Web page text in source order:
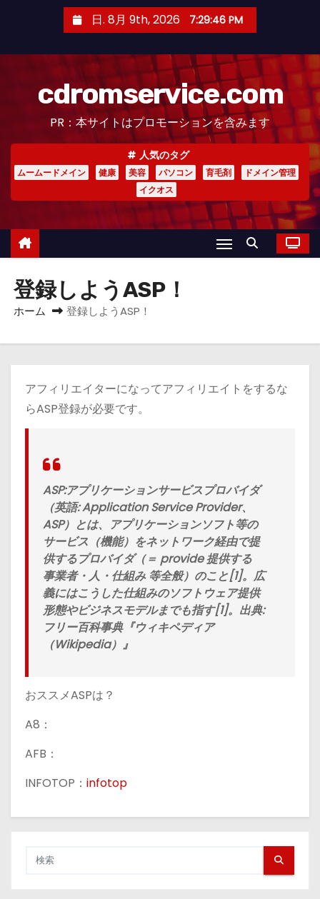
日. 8月 9th, 2026 7:29:47 PM
cdromservice.com
PR：本サイトはプロモーションを含みます
人気のタグ
ムームードメイン 健康 美容 パソコン 育毛剤
ドメイン管理
イクオス
登録しようASP！
ホーム 登録しようASP！
アフィリエイターになってアフィリエイトをするな
らASP登録が必要です。
ASP:アプリケーションサービスプロバイダ
（英語: Application Service Provider、
ASP）とは、アプリケーションソフト等の
サービス（機能）をネットワーク経由で提
供するプロバイダ（＝ provide 提供する
事業者・人・仕組み 等全般）のこと[1]。広
義にはこうした仕組みのソフトウェア提供
形態やビジネスモデルまでも指す[1]。出典:
フリー百科事典『ウィキペディア
（Wikipedia）』
おススメASPは？
A8：
AFB：
INFOTOP： infotop